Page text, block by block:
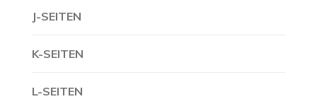
J-SEITEN
K-SEITEN
L-SEITEN